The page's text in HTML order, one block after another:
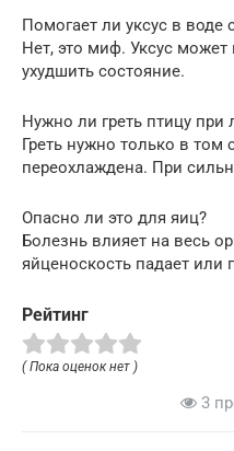
Помогает ли уксус в воде
Нет, это миф. Уксус
ухудшить состояние.
Нужно ли греть птицу при
Греть нужно только в том
переохлаждена. При
Опасно ли это для яиц?
Болезнь влияет на весь
яйценоскость падает или
Рейтинг
( Пока оценок нет )
3